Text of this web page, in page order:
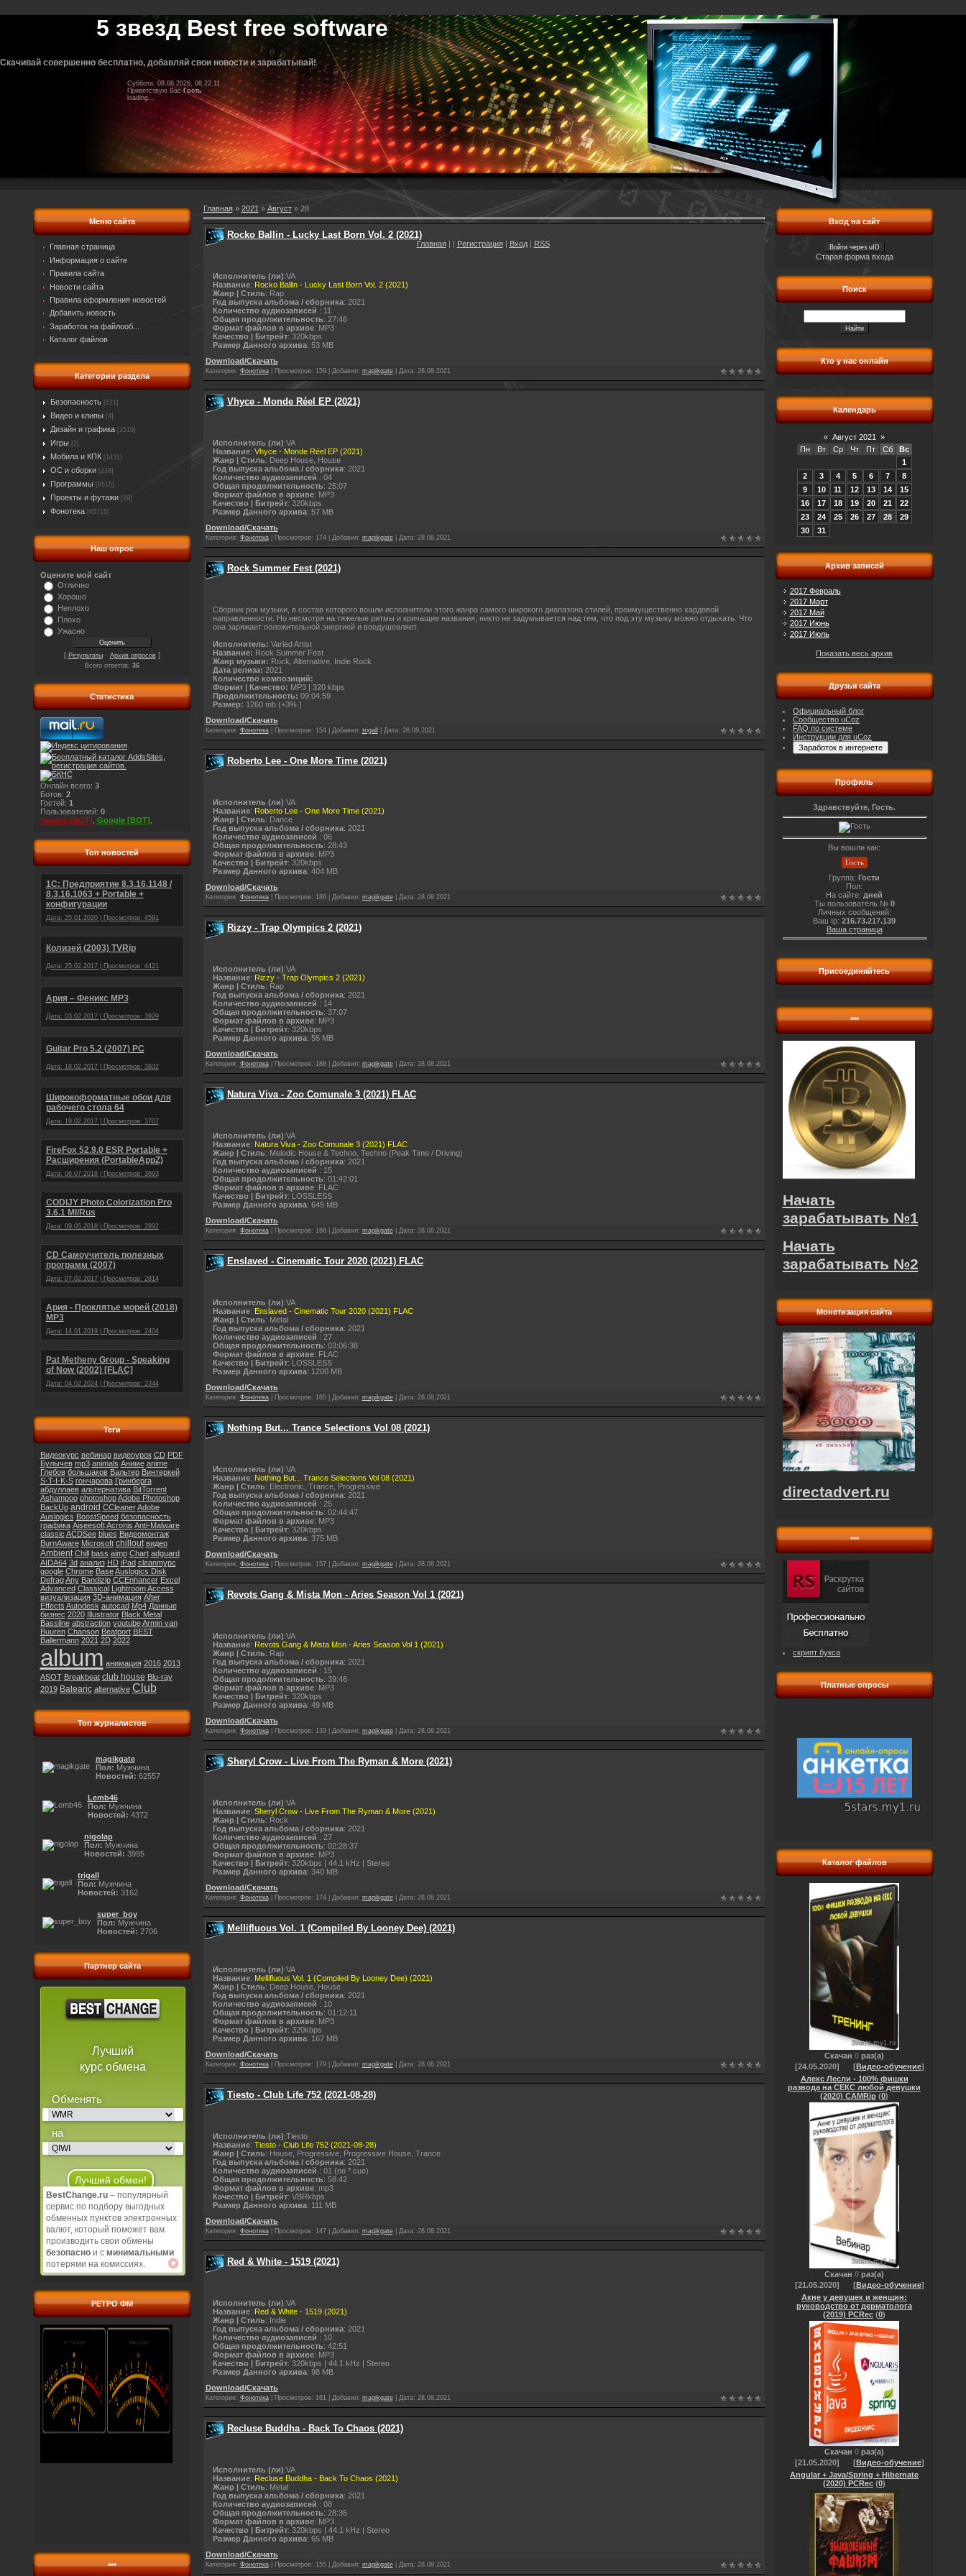
5 звезд Best free software
Скачивай совершенно бесплатно, добавляй свои новости и зарабатывай!
Суббота, 08.08.2026, 08.22.11
Приветствую Вас Гость
loading...
Главная| Регистрация| Вход| RSS
Меню сайта
Главная страница
Информация о сайте
Правила сайта
Новости сайта
Правила оформления новостей
Добавить новость
Заработок на файлооб...
Каталог файлов
Категории раздела
Безопасность [521]
Видео и клипы [4]
Дизайн и графика [1519]
Игры [2]
Мобила и КПК [1431]
ОС и сборки [238]
Программы [8515]
Проекты и футажи [29]
Фонотека [65715]
Наш опрос
Оцените мой сайт
Отлично
Хорошо
Неплохо
Плохо
Ужасно
[ Результаты· Архив опросов]
Всего ответов: 36
Статистика
.
Онлайн всего: 3
Ботов: 2
Гостей: 1
Пользователей: 0
Yandex [BOT] , Google [BOT] ,
Топ новостей
1С: Предприятие 8.3.16.1148 /
8.3.16.1063 + Portable +
конфигурации
Дата: 25.01.2020 | Просмотров: 4591
Колизей (2003) TVRip
Дата: 25.02.2017 | Просмотров: 4421
Ария – Феникс МР3
Дата: 03.02.2017 | Просмотров: 3929
Guitar Pro 5.2 (2007) PC
Дата: 18.02.2017 | Просмотров: 3832
Широкоформатные обои для
рабочего стола 64
Дата: 19.02.2017 | Просмотров: 3707
FireFox 52.9.0 ESR Portable +
Расширения (PortableAppZ)
Дата: 06.07.2018 | Просмотров: 3693
CODIJY Photo Colorization Pro
3.6.1 Ml/Rus
Дата: 09.05.2018 | Просмотров: 2892
CD Самоучитель полезных
программ (2007)
Дата: 07.02.2017 | Просмотров: 2814
Ария - Проклятье морей (2018)
МР3
Дата: 14.01.2019 | Просмотров: 2404
Pat Metheny Group - Speaking
of Now (2002) [FLAC]
Дата: 04.02.2024 | Просмотров: 2344
Теги
Видеокурс вебинар видеоурок CD PDF
Булычев mp3 animals Аниме anime
Глебов большаков Вальтер Винтеркей
S-T-I-K-S гончарова Гринберга
абдуллаев альтернатива BitTorrent
Ashampoo photoshop Adobe Photoshop
BackUp android CCleaner Adobe
Auslogics BoostSpeed безопасность
графика Aiseesoft Acronis Anti-Malware
classic ACDSee blues Видеомонтаж
BurnAware Microsoft chillout видео
Ambient Chill bass aimp Chart adguard
AIDA64 3d анализ HD iPad cleanmypc
google Chrome Base Auslogics Disk
Defrag Any Bandizip CCEnhancer Excel
Advanced Classical Lightroom Access
визуализация 3D-анимация After
Effects Autodesk autocad Mp4 Данные
бизнес 2020 Illustrator Black Metal
Bassline abstraction youtube Armin van
Buuren Chanson Beatport BEST
Ballermann 2021 2D 2022
album анимация 2016 2013
ASOT Breakbeat club house Blu-ray
2019 Balearic alternative Club
Топ журналистов
magikgate
Пол: Мужчина
Новостей: 62557
Lemb46
Пол: Мужчина
Новостей: 4372
nigolap
Пол: Мужчина
Новостей: 3995
trigall
Пол: Мужчина
Новостей: 3162
super_boy
Пол: Мужчина
Новостей: 2706
Партнер сайта
Лучший
курс обмена
BestChange.ru– популярный
сервис по подбору выгодных
обменных пунктов электронных
валют, который поможет вам
производить свои обмены
безопаснои с минимальными
потерями на комиссиях.
Обменять
на
Открыть все валюты
В Избранное
РЕТРО ФМ
***
Главная» 2021 » Август » 28
Rocko Ballin - Lucky Last Born Vol. 2 (2021)
Исполнитель (ли):VA
Название: Rocko Ballin - Lucky Last Born Vol. 2 (2021)
Жанр | Стиль: Rap
Год выпуска альбома / сборника: 2021
Количество аудиозаписей : 11
Общая продолжительность: 27:46
Формат файлов в архиве: MP3
Качество | Битрейт: 320kbps
Размер Данного архива: 53 MB
Download/Скачать
Категория: Фонотека| Просмотров: 159| Добавил: magikgate| Дата: 28.08.2021
Vhyce - Monde Réel EP (2021)
Исполнитель (ли):VA
Название: Vhyce - Monde Réel EP (2021)
Жанр | Стиль: Deep House, House
Год выпуска альбома / сборника: 2021
Количество аудиозаписей : 04
Общая продолжительность: 25:07
Формат файлов в архиве: MP3
Качество | Битрейт: 320kbps
Размер Данного архива: 57 MB
Download/Скачать
Категория: Фонотека| Просмотров: 174| Добавил: magikgate| Дата: 28.08.2021
Rock Summer Fest (2021)
Сборник рок музыки, в состав которого вошли исполнители этого жанра самого широкого диапазона стилей, преимущественно хардовой
направленности. Но несмотря на тяжелые ритмы и кричащие названия, никто не задумывается над тем, что под эту музыку можно отдыхать. Что
она заряжает положительной энергией и воодушевляет.
Исполнитель: Varied Artist
Название: Rock Summer Fest
Жанр музыки: Rock, Alternative, Indie Rock
Дата релиза: 2021
Количество композиций:
Формат | Качество: MP3 | 320 kbps
Продолжительность: 09:04:59
Размер: 1260 mb (+3% )
Download/Скачать
Категория: Фонотека| Просмотров: 154| Добавил: trigall Дата: 28.08.2021
Roberto Lee - One More Time (2021)
Исполнитель (ли):VA
Название: Roberto Lee - One More Time (2021)
Жанр | Стиль: Dance
Год выпуска альбома / сборника: 2021
Количество аудиозаписей : 06
Общая продолжительность: 28:43
Формат файлов в архиве: MP3
Качество | Битрейт: 320kbps
Размер Данного архива: 404 MB
Download/Скачать
Категория: Фонотека| Просмотров: 186| Добавил: magikgate| Дата: 28.08.2021
Rizzy - Trap Olympics 2 (2021)
Исполнитель (ли):VA
Название: Rizzy - Trap Olympics 2 (2021)
Жанр | Стиль: Rap
Год выпуска альбома / сборника: 2021
Количество аудиозаписей : 14
Общая продолжительность: 37:07
Формат файлов в архиве: MP3
Качество | Битрейт: 320kbps
Размер Данного архива: 55 MB
Download/Скачать
Категория: Фонотека| Просмотров: 188| Добавил: magikgate| Дата: 28.08.2021
Natura Viva - Zoo Comunale 3 (2021) FLAC
Исполнитель (ли):VA
Название: Natura Viva - Zoo Comunale 3 (2021) FLAC
Жанр | Стиль: Melodic House & Techno, Techno (Peak Time / Driving)
Год выпуска альбома / сборника: 2021
Количество аудиозаписей : 15
Общая продолжительность: 01:42:01
Формат файлов в архиве: FLAC
Качество | Битрейт: LOSSLESS
Размер Данного архива: 645 MB
Download/Скачать
Категория: Фонотека| Просмотров: 166| Добавил: magikgate| Дата: 28.08.2021
Enslaved - Cinematic Tour 2020 (2021) FLAC
Исполнитель (ли):VA
Название: Enslaved - Cinematic Tour 2020 (2021) FLAC
Жанр | Стиль: Metal
Год выпуска альбома / сборника: 2021
Количество аудиозаписей : 27
Общая продолжительность: 03:06:38
Формат файлов в архиве: FLAC
Качество | Битрейт: LOSSLESS
Размер Данного архива: 1200 MB
Download/Скачать
Категория: Фонотека| Просмотров: 185| Добавил: magikgate| Дата: 28.08.2021
Nothing But... Trance Selections Vol 08 (2021)
Исполнитель (ли):VA
Название: Nothing But... Trance Selections Vol 08 (2021)
Жанр | Стиль: Electronic, Trance, Progressive
Год выпуска альбома / сборника: 2021
Количество аудиозаписей : 25
Общая продолжительность: 02:44:47
Формат файлов в архиве: MP3
Качество | Битрейт: 320kbps
Размер Данного архива: 375 MB
Download/Скачать
Категория: Фонотека| Просмотров: 157| Добавил: magikgate| Дата: 28.08.2021
Revots Gang & Mista Mon - Aries Season Vol 1 (2021)
Исполнитель (ли):VA
Название: Revots Gang & Mista Mon - Aries Season Vol 1 (2021)
Жанр | Стиль: Rap
Год выпуска альбома / сборника: 2021
Количество аудиозаписей : 15
Общая продолжительность: 39:46
Формат файлов в архиве: MP3
Качество | Битрейт: 320kbps
Размер Данного архива: 49 MB
Download/Скачать
Категория: Фонотека| Просмотров: 133| Добавил: magikgate| Дата: 28.08.2021
Sheryl Crow - Live From The Ryman & More (2021)
Исполнитель (ли):VA
Название: Sheryl Crow - Live From The Ryman & More (2021)
Жанр | Стиль: Rock
Год выпуска альбома / сборника: 2021
Количество аудиозаписей : 27
Общая продолжительность: 02:28:37
Формат файлов в архиве: MP3
Качество | Битрейт: 320kbps | 44.1 kHz | Stereo
Размер Данного архива: 340 MB
Download/Скачать
Категория: Фонотека| Просмотров: 174| Добавил: magikgate| Дата: 28.08.2021
Mellifluous Vol. 1 (Compiled By Looney Dee) (2021)
Исполнитель (ли):VA
Название: Mellifluous Vol. 1 (Compiled By Looney Dee) (2021)
Жанр | Стиль: Deep House, House
Год выпуска альбома / сборника: 2021
Количество аудиозаписей : 10
Общая продолжительность: 01:12:11
Формат файлов в архиве: MP3
Качество | Битрейт: 320kbps
Размер Данного архива: 167 MB
Download/Скачать
Категория: Фонотека| Просмотров: 179| Добавил: magikgate| Дата: 28.08.2021
Tiesto - Club Life 752 (2021-08-28)
Исполнитель (ли):Tiesto
Название: Tiesto - Club Life 752 (2021-08-28)
Жанр | Стиль: House, Progressive, Progressive House, Trance
Год выпуска альбома / сборника: 2021
Количество аудиозаписей : 01 (no *.cue)
Общая продолжительность: 58:42
Формат файлов в архиве: mp3
Качество | Битрейт: VBRkbps
Размер Данного архива: 111 MB
Download/Скачать
Категория: Фонотека| Просмотров: 147| Добавил: magikgate| Дата: 28.08.2021
Red & White - 1519 (2021)
Исполнитель (ли):VA
Название: Red & White - 1519 (2021)
Жанр | Стиль: Indie
Год выпуска альбома / сборника: 2021
Количество аудиозаписей : 10
Общая продолжительность: 42:51
Формат файлов в архиве: MP3
Качество | Битрейт: 320kbps | 44.1 kHz | Stereo
Размер Данного архива: 98 MB
Download/Скачать
Категория: Фонотека| Просмотров: 161| Добавил: magikgate| Дата: 28.08.2021
Recluse Buddha - Back To Chaos (2021)
Исполнитель (ли):VA
Название: Recluse Buddha - Back To Chaos (2021)
Жанр | Стиль: Metal
Год выпуска альбома / сборника: 2021
Количество аудиозаписей : 08
Общая продолжительность: 28:35
Формат файлов в архиве: MP3
Качество | Битрейт: 320kbps | 44.1 kHz | Stereo
Размер Данного архива: 65 MB
Download/Скачать
Категория: Фонотека| Просмотров: 155| Добавил: magikgate| Дата: 28.08.2021
Вход на сайт
Войти через uID
Старая форма входа
Поиск
Кто у нас онлайн
Календарь
« Август 2021 »
Пн
Вт Ср Чт Пт Сб
Вс
1
2
3 4 5 6 7
8
9
10 11 12 13 14
15
16
17 18 19 20 21
22
23
24 25 26 27 28
29
30
31
Архив записей
2017 Февраль
2017 Март
2017 Май
2017 Июнь
2017 Июль
Показать весь архив
Друзья сайта
Официальный блог
Сообщество uCoz
FAQ по системе
Инструкции для uCoz
Профиль
Здравствуйте, Гость.
Вы вошли как:
Гость
Группа: Гости
Пол:
На сайте: дней
Ты пользователь № 0
Личных сообщений:
Ваш Ip: 216.73.217.139
Ваша страница
Присоединяйтесь
***
Начать
зарабатывать №1
Начать
зарабатывать №2
Монетизация сайта
directadvert.ru
***
скрипт букса
Платные опросы
Каталог файлов
Скачан 0 раз(а)
[24.05.2020]
[Видео-обучение]
Алекс Лесли - 100% фишки
развода на СЕКС любой девушки
(2020) CAMRip (0)
Скачан 0 раз(а)
[21.05.2020]
[Видео-обучение]
Акне у девушек и женщин:
руководство от дерматолога
(2019) PCRec (0)
Скачан 0 раз(а)
[21.05.2020]
[Видео-обучение]
Angular + Java/Spring + Hibernate
(2020) PCRec (0)